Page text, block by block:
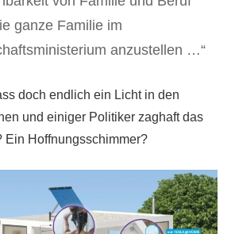
ganze Familie im
anzustellen …“
doch endlich ein Licht in den
und einiger Politiker zaghaft das
Ein Hoffnungsschimmer?